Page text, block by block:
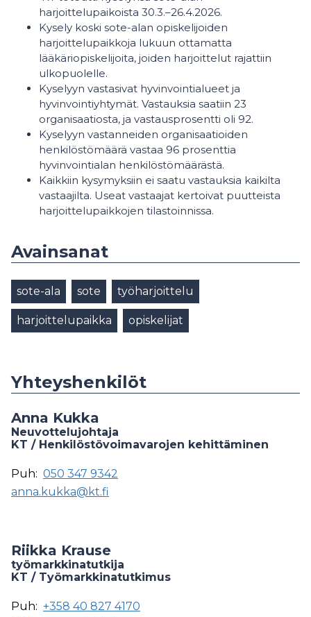
harjoittelupaikoista 30.3.–26.4.2026.
Kysely koski sote-alan opiskelijoiden
harjoittelupaikkoja lukuun ottamatta
lääkäriopiskelijoita, joiden harjoittelut rajattiin
ulkopuolelle.
Kyselyyn vastasivat hyvinvointialueet ja
hyvinvointiyhtymät. Vastauksia saatiin 23
organisaatiosta, ja vastausprosentti oli 92.
Kyselyyn vastanneiden organisaatioiden
henkilöstömäärä vastaa 96 prosenttia
hyvinvointialan henkilöstömäärästä.
Kaikkiin kysymyksiin ei saatu vastauksia kaikilta
vastaajilta. Useat vastaajat kertoivat puutteista
harjoittelupaikkojen tilastoinnissa.
Avainsanat
sote-ala sote työharjoittelu
harjoittelupaikka opiskelijat
Yhteyshenkilöt
Anna Kukka
Neuvottelujohtaja
KT / Henkilöstövoimavarojen kehittäminen
Puh: 050 347 9342
anna.kukka@kt.fi
Riikka Krause
työmarkkinatutkija
KT / Työmarkkinatutkimus
Puh: +358 40 827 4170